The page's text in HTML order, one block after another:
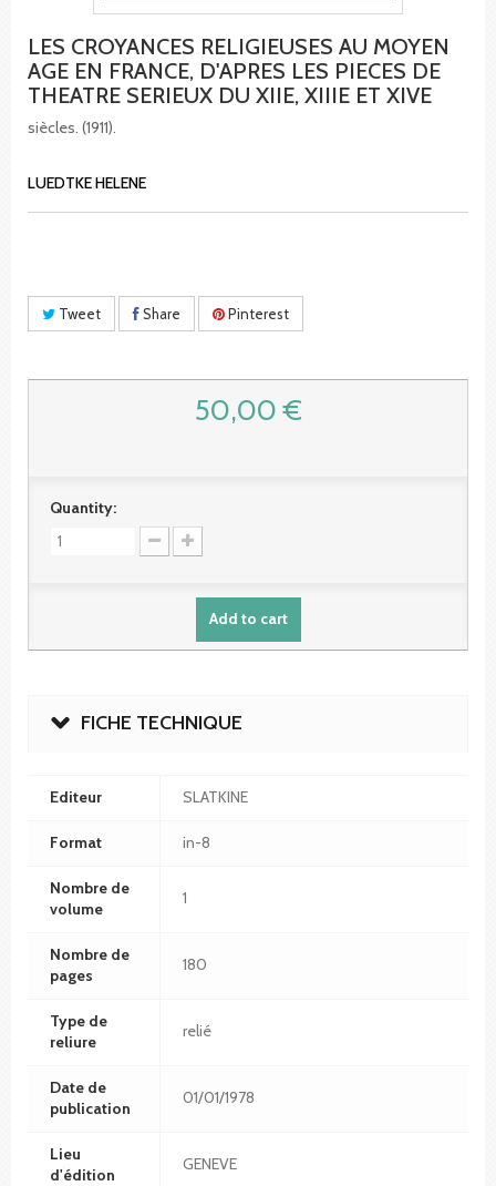
LES CROYANCES RELIGIEUSES AU MOYEN
AGE EN FRANCE, D'APRES LES PIECES DE
THEATRE SERIEUX DU XIIE, XIIIE ET XIVE
siècles. (1911).
LUEDTKE HELENE
Tweet Share Pinterest
50,00 €
Quantity:
Add to cart
FICHE TECHNIQUE
Editeur SLATKINE
Format in-8
Nombre de
volume
1
Nombre de
pages
180
Type de
reliure
relié
Date de
publication
01/01/1978
Lieu
d'édition
GENEVE